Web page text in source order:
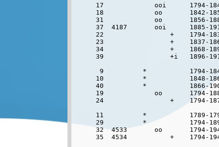
17             ooi      1794-
18             oo       1842-
31             oo       1856-
37  4187       ooi      1885-
22                 +    1794-
23                 +    1837-
34                 +    1868-
39                 +i   1896-
9          *           1794-
10          *           1848-
40          *           1866-
19             oo       1794-
24                 +    1794-
11          *           1789-
29          *           1794-
32  4533       oo
35  4534           +